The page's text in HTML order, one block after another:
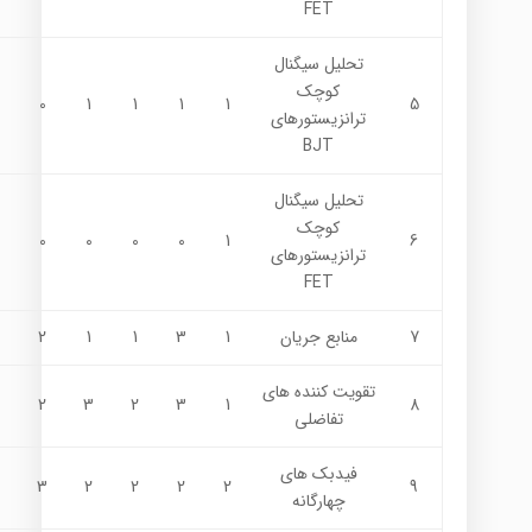
FET
5
تحليل سيگنال
كوچك
ترانزيستورهاي
BJT
1
1
1
1
0
6
تحليل سيگنال
كوچك
ترانزيستورهاي
FET
1
0
0
0
0
7 منابع جريان 1
3
1
1
2
8
تقويت كننده هاي
تفاضلي
1
3
2
3
2
9
فيدبك هاي
چهارگانه
2
2
2
2
3